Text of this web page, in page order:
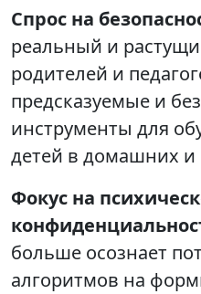
Спрос на
реальный и
родителей и
предсказуемые и
инструменты для
детей в домашних
Фокус на
больше осознает
алгоритмов на